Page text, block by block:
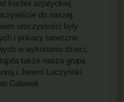
kuchni azjatyckiej,
do naszej,
uroczystości były
i pokazy taneczne
w wykonaniu dzieci,
także nasza grupa
i Jeremi Luczyński.
Gaborek